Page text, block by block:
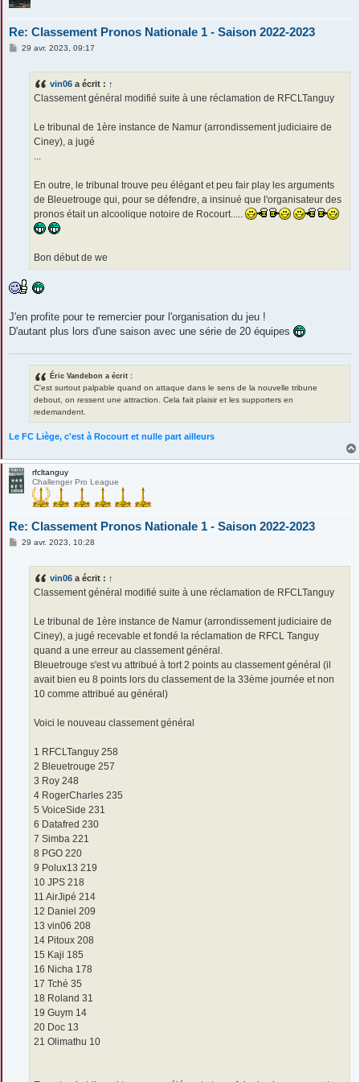
Re: Classement Pronos Nationale 1 - Saison 2022-2023
M29 avr. 2023, 09:17
vin06 a écrit : ↑
Classement général modifié suite à une réclamation de RFCLTanguy
Le tribunal de 1ère instance de Namur (arrondissement judiciaire de
Ciney), a jugé
...
En outre, le tribunal trouve peu élégant et peu fair play les arguments
de Bleuetrouge qui, pour se défendre, a insinué que l'organisateur des
pronos était un alcoolique notoire de Rocourt.....
Bon début de we
J'en profite pour te remercier pour l'organisation du jeu !
D'autant plus lors d'une saison avec une série de 20 équipes
Éric Vandebon a écrit :
C'est surtout palpable quand on attaque dans le sens de la nouvelle tribune
debout, on ressent une attraction. Cela fait plaisir et les supporters en
redemandent.
Le FC Liège, c'est à Rocourt et nulle part ailleurs
rfcltanguy
Challenger Pro League
Re: Classement Pronos Nationale 1 - Saison 2022-2023
M29 avr. 2023, 10:28
vin06 a écrit : ↑
Classement général modifié suite à une réclamation de RFCLTanguy
Le tribunal de 1ère instance de Namur (arrondissement judiciaire de
Ciney), a jugé recevable et fondé la réclamation de RFCL Tanguy
quand a une erreur au classement général.
Bleuetrouge s'est vu attribué à tort 2 points au classement général (il
avait bien eu 8 points lors du classement de la 33ème journée et non
10 comme attribué au général)
Voici le nouveau classement général
1 RFCLTanguy 258
2 Bleuetrouge 257
3 Roy 248
4 RogerCharles 235
5 VoiceSide 231
6 Datafred 230
7 Simba 221
8 PGO 220
9 Polux13 219
10 JPS 218
11 AirJipé 214
12 Daniel 209
13 vin06 208
14 Pitoux 208
15 Kaji 185
16 Nicha 178
17 Tché 35
18 Roland 31
19 Guym 14
20 Doc 13
21 Olimathu 10